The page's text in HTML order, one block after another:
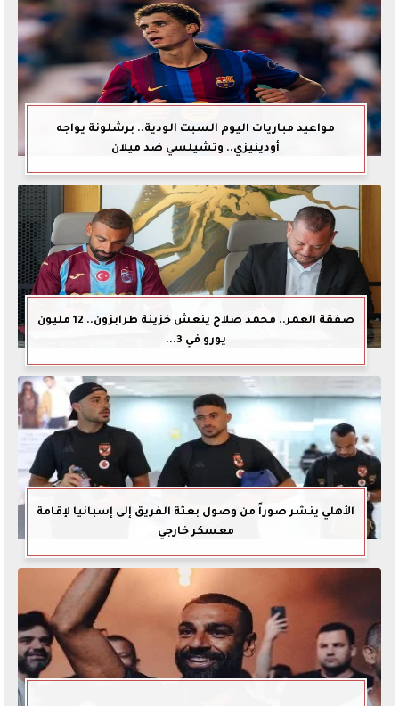
مواعيد مباريات اليوم السبت الودية.. برشلونة يواجه
أودينيزي.. وتشيلسي ضد ميلان
صفقة العمر.. محمد صلاح ينعش خزينة طرابزون.. 12 مليون
يورو في 3...
الأهلي ينشر صوراً من وصول بعثة الفريق إلى إسبانيا لإقامة
معسكر خارجي